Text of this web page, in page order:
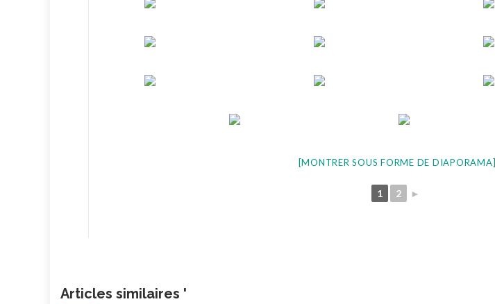
[MONTRER SOUS FORME DE DIAPORAMA]
1 2 ►
Articles similaires '